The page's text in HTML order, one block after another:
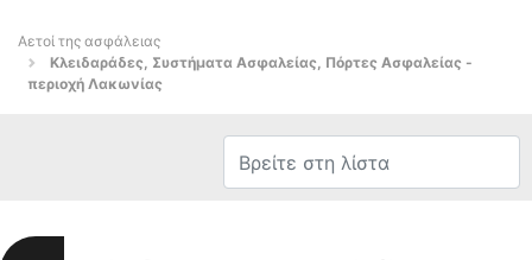
Αετοί της ασφάλειας
Κλειδαράδες, Συστήματα Ασφαλείας, Πόρτες Ασφαλείας -
περιοχή Λακωνίας